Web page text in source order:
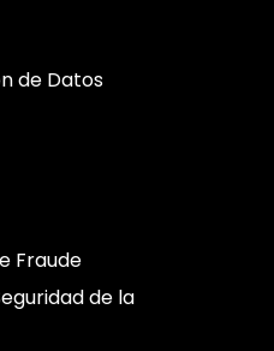
de Datos
Fraude
de la